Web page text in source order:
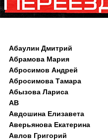
Абаулин Дмитрий
Абрамова Мария
Абросимов Андрей
Абросимова Тамара
Абызова Лариса
АВ
Авдошина Елизавета
Аверьянова Екатерина
Авлов Григорий